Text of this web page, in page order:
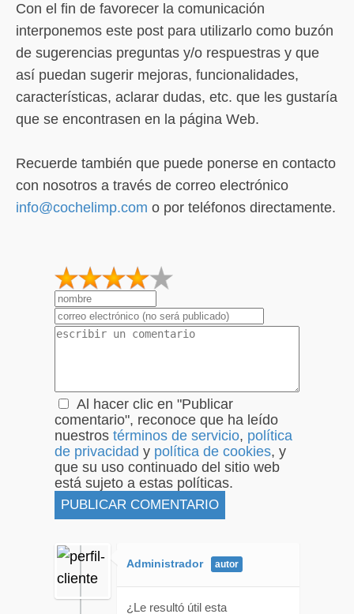
Con el fin de favorecer la comunicación
interponemos este post para utilizarlo como buzón
de sugerencias preguntas y/o respuestras y que
así puedan sugerir mejoras, funcionalidades,
características, aclarar dudas, etc. que les gustaría
que se encontrasen en la página Web.
Recuerde también que puede ponerse en contacto
con nosotros a través de correo electrónico
info@cochelimp.com o por teléfonos directamente.
2
1
Al hacer clic en "Publicar
comentario", reconoce que ha leído
nuestros términos de servicio, política
de privacidad y política de cookies, y
que su uso continuado del sitio web
está sujeto a estas políticas.
Administrador
¿Le resultó útil esta